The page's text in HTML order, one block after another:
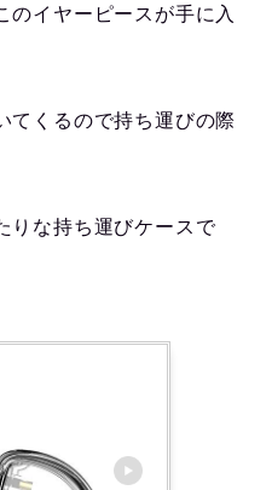
のイヤーピースが手に入
てくるので持ち運びの際
りな持ち運びケースで